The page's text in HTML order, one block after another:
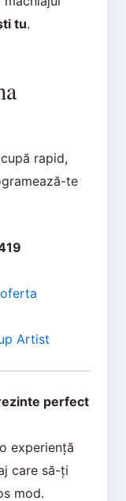
tu.
rapid,
te
Artist
perfect
experiență
care să-ți
mod.